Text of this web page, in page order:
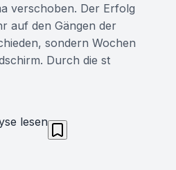
verschoben. Der Erfolg
auf den Gängen der
sondern Wochen
Durch die st
lesen